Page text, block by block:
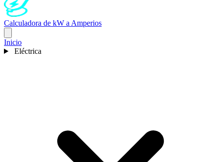
Calculadora de kW a Amperios
Inicio
Eléctrica